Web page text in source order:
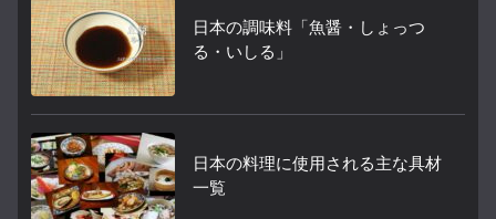
日本の調味料「魚醤・しょっつ
る・いしる」
日本の料理に使用される主な具材
一覧